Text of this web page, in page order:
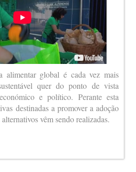
alimentar global é cada vez mais
quer do ponto de vista
e político. Perante esta
destinadas a promover a adoção
vêm sendo realizadas.